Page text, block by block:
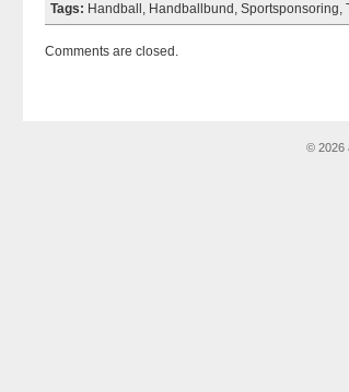
Tags: Handball , Handballbund , Sportsponsoring,
Comments are closed.
© 2026